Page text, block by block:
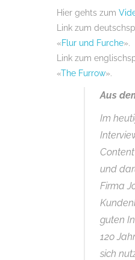
Hier gehts zum
Link zum
«Flur und Furche».
Link zum
«The Furrow».
Aus
Im
und
Firma
guten
120
sich